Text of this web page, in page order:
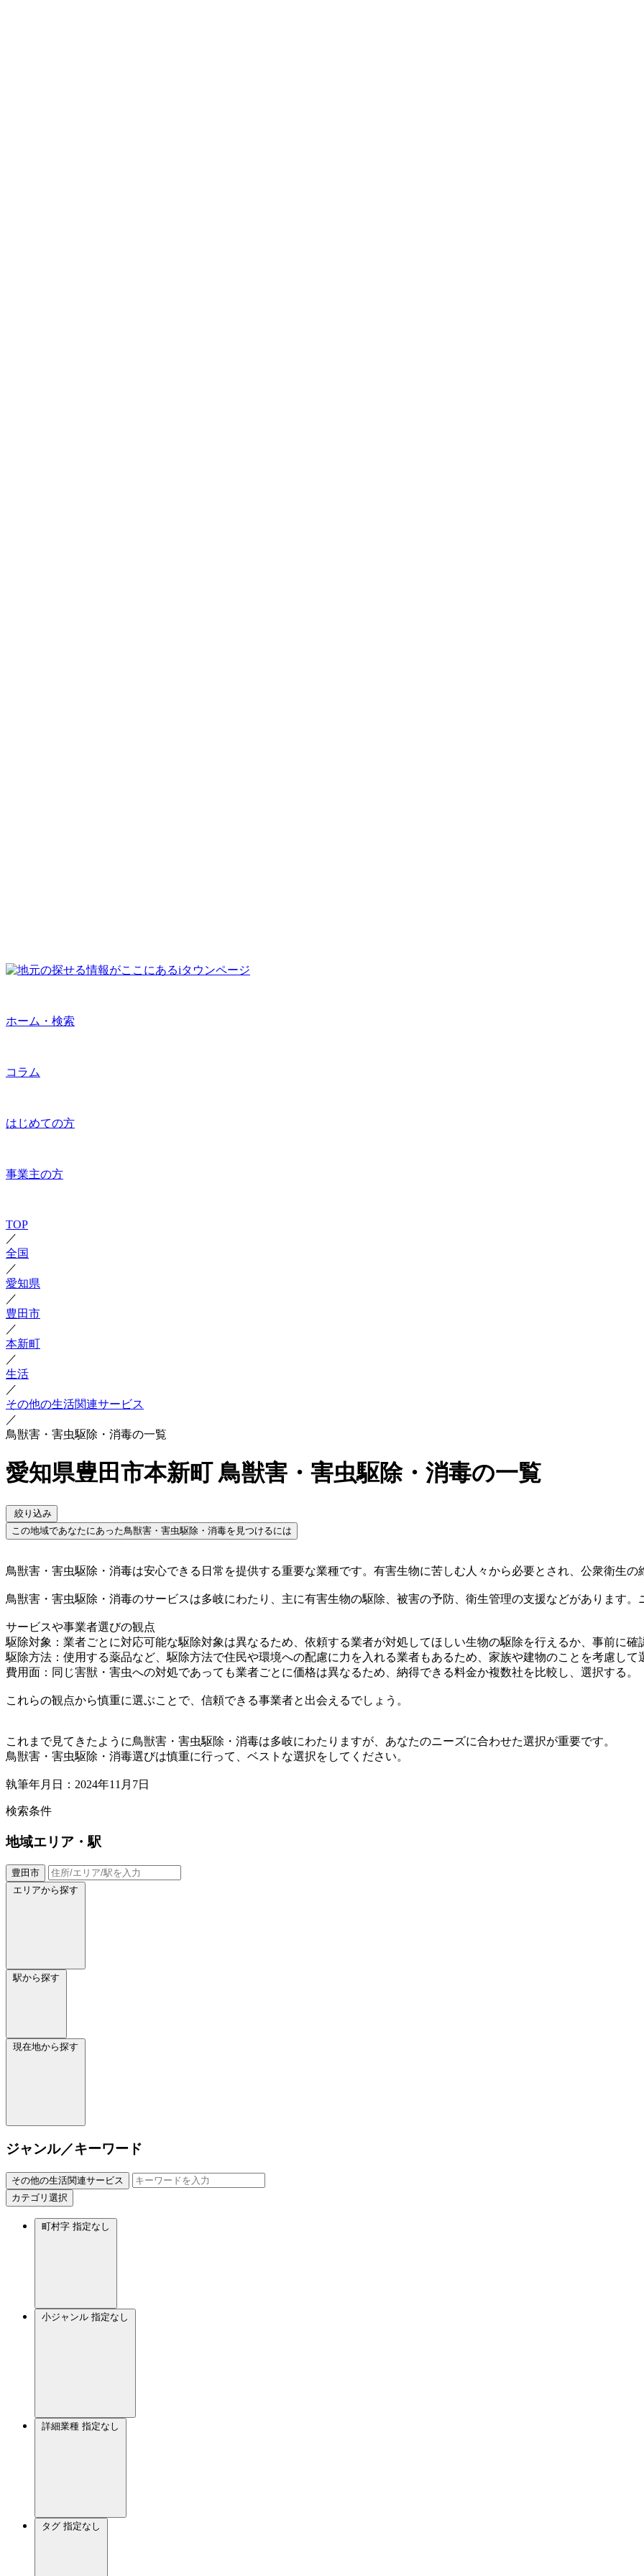
ホーム・検索
コラム
はじめての方
事業主の方
TOP
／
全国
／
愛知県
／
豊田市
／
本新町
／
生活
／
その他の生活関連サービス
／
鳥獣害・害虫駆除・消毒の一覧
愛知県豊田市本新町 鳥獣害・害虫駆除・消毒の一覧
絞り込み
この地域であなたにあった鳥獣害・害虫駆除・消毒を見つけるには
鳥獣害・害虫駆除・消毒は安心できる日常を提供する重要な業種です。有害生物に苦しむ人々から必要とされ、公衆衛生の
鳥獣害・害虫駆除・消毒のサービスは多岐にわたり、主に有害生物の駆除、被害の予防、衛生管理の支援などがあります。
サービスや事業者選びの観点
駆除対象：業者ごとに対応可能な駆除対象は異なるため、依頼する業者が対処してほしい生物の駆除を行えるか、事前に確
駆除方法：使用する薬品など、駆除方法で住民や環境への配慮に力を入れる業者もあるため、家族や建物のことを考慮して
費用面：同じ害獣・害虫への対処であっても業者ごとに価格は異なるため、納得できる料金か複数社を比較し、選択する。
これらの観点から慎重に選ぶことで、信頼できる事業者と出会えるでしょう。
これまで見てきたように鳥獣害・害虫駆除・消毒は多岐にわたりますが、あなたのニーズに合わせた選択が重要です。
鳥獣害・害虫駆除・消毒選びは慎重に行って、ベストな選択をしてください。
執筆年月日：2024年11月7日
検索条件
地域エリア・駅
豊田市
エリアから探す
駅から探す
現在地から探す
ジャンル／キーワード
その他の生活関連サービス
カテゴリ選択
町村字 指定なし
小ジャンル 指定なし
詳細業種 指定なし
タグ 指定なし